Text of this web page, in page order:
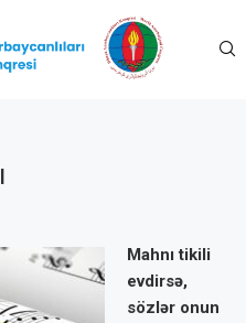
Mahnı tikili
evdirsə,
sözlər onun